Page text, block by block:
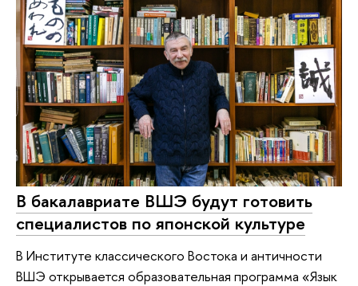
В бакалавриате ВШЭ будут готовить
специалистов по японской культуре
В Институте классического Востока и античности
ВШЭ открывается образовательная программа «Язык